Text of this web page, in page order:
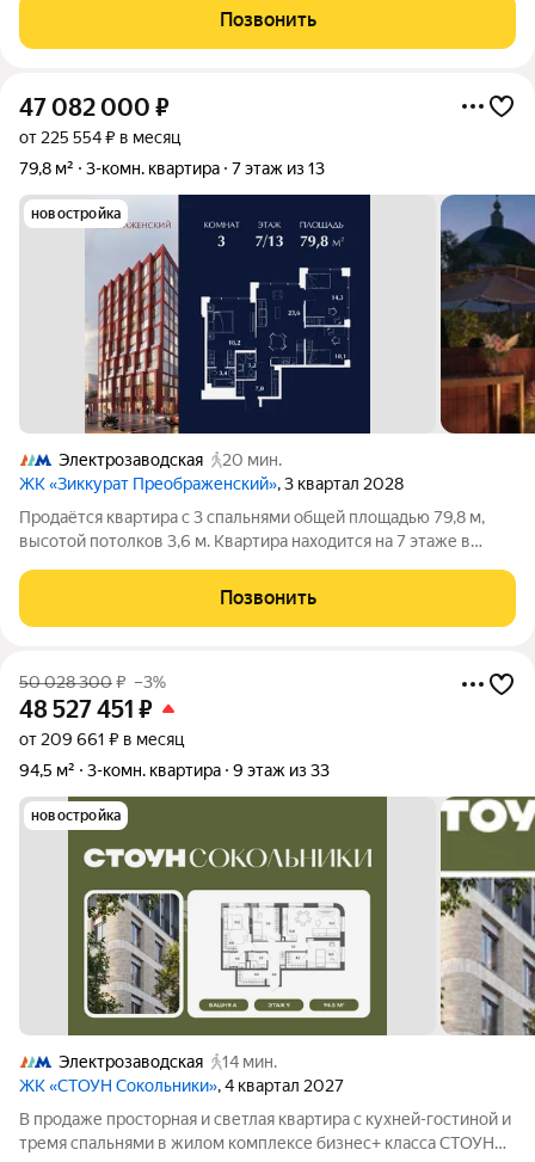
районе ЦАО и его сложившаяся инфраструктура органично
дополняются множеством
Позвонить
47 082 000 ₽
от 225 554 ₽ в месяц
79,8 м²
3-комн. квартира 7 этаж из 13
новостройка
Электрозаводская
20 мин.
ЖК «Зиккурат Преображенский», 3 квартал 2028
Продаётся квартира с 3 спальнями общей площадью 79,8 м,
высотой потолков 3,6 м. Квартира находится на 7 этаже в
«Зиккурат Преображенский» расположен в тихом зелёном
районе, где сохранилась
Позвонить
50 028 300₽ –3%
48 527 451 ₽
от 209 661 ₽ в месяц
94,5 м²
3-комн. квартира 9 этаж из 33
новостройка
Электрозаводская
14 мин.
ЖК «СТОУН Сокольники», 4 квартал 2027
В продаже просторная и светлая квартира с кухней-гостиной и
тремя спальнями в жилом комплексе бизнес+ класса СТОУН